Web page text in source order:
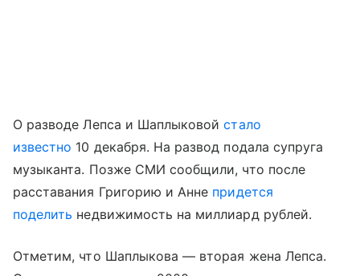
О разводе Лепса и Шаплыковойстало
известно 10 декабря. На развод подала супруга
музыканта. Позже СМИ сообщили, что после
расставания Григорию и Анне придется
поделить недвижимость на миллиард рублей.
Отметим, что Шаплыкова — вторая жена Лепса.